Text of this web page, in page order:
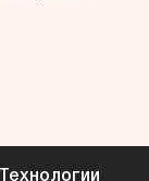
Технологии